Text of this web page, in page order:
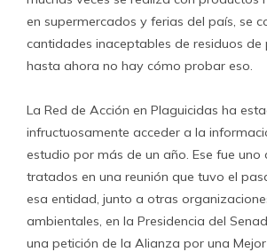
en supermercados y ferias del país, se
cantidades inaceptables de residuos de
hasta ahora no hay cómo probar eso.
La Red de Acción en Plaguicidas ha
infructuosamente acceder a la
estudio por más de un año. Ese fue uno
tratados en una reunión que tuvo el
esa entidad, junto a otras
ambientales, en la Presidencia del
una petición de la Alianza por una